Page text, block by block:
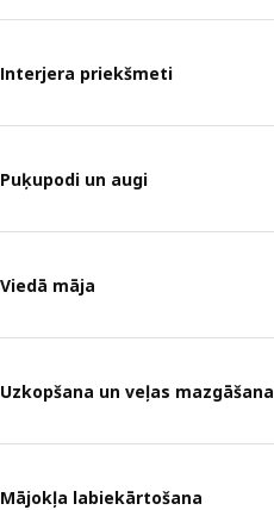
Interjera priekšmeti
Puķupodi un augi
Viedā māja
Uzkopšana un veļas mazgāšana
Mājokļa labiekārtošana